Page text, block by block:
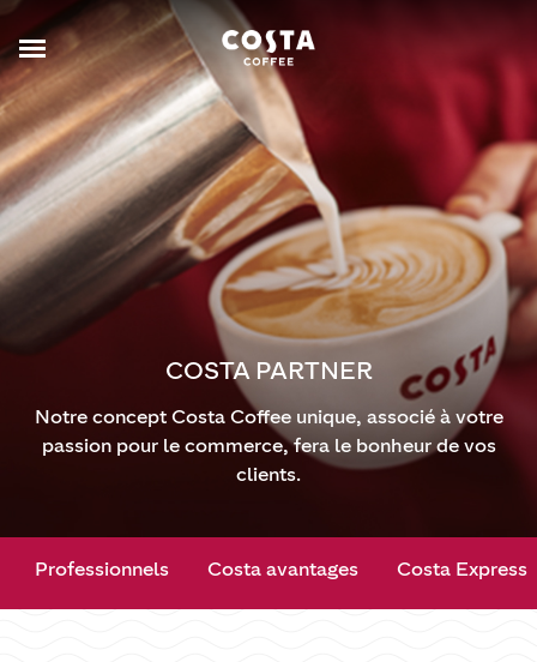
COSTA PARTNER
Notre concept Costa Coffee unique, associé à votre
passion pour le commerce, fera le bonheur de vos
clients.
Professionnels Costa avantages Costa Express